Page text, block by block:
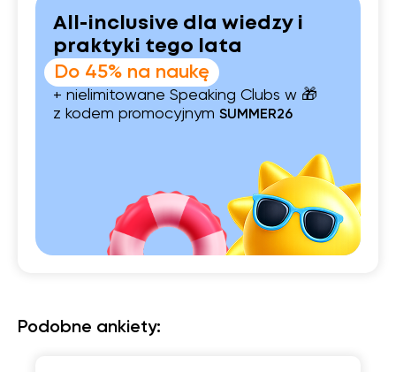
All-inclusive dla wiedzy i
praktyki tego lata
Do 45% na naukę
+ nielimitowane Speaking Clubs w 🎁
z kodem promocyjnym SUMMER26
Podobne ankiety: